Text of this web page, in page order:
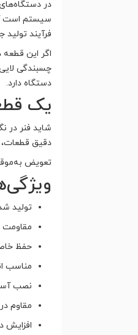
در
سیستم است
فرآیند
اگر این
چسبندگی
دستگاه دارد.
یک
شاید فنر در
دقیق قطعات،
تعویض
تولید
مقاومت
حفظ
مناسب
نصب
مقاوم
افزایش